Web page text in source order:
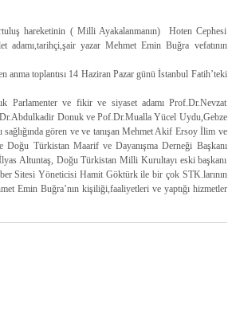
hareketinin ( Milli Ayakalanmanın) Hoten Cephesi
adamı,tarihçi,şair yazar Mehmet Emin Buğra vefatının
toplantısı 14 Haziran Pazar günü İstanbul Fatih’teki
Parlamenter ve fikir ve siyaset adamı Prof.Dr.Nevzat
Donuk ve Pof.Dr.Mualla Yücel Uydu,Gebze
gören ve ve tanışan Mehmet Akif Ersoy İlim ve
Türkistan Maarif ve Dayanışma Derneği Başkanı
Altuntaş, Doğu Türkistan Milli Kurultayı eski başkanı
Sitesi Yöneticisi Hamit Göktürk ile bir çok STK.larının
Emin Buğra’nın kişiliği,faaliyetleri ve yaptığı hizmetler